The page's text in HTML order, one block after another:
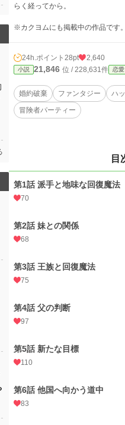
らく経ってから。
※カクヨムにも掲載中の作品です。
24h.ポイント 28pt 2,640
小説 21,846 位 / 228,631件 恋愛
婚約破棄 ファンタジー ハ
冒険者パーティー
目
第1話 派手と地味な回復魔法
70
第2話 妹との関係
68
第3話 王族と回復魔法
75
第4話 父の判断
97
第5話 新たな目標
110
第6話 他国へ向かう道中
83